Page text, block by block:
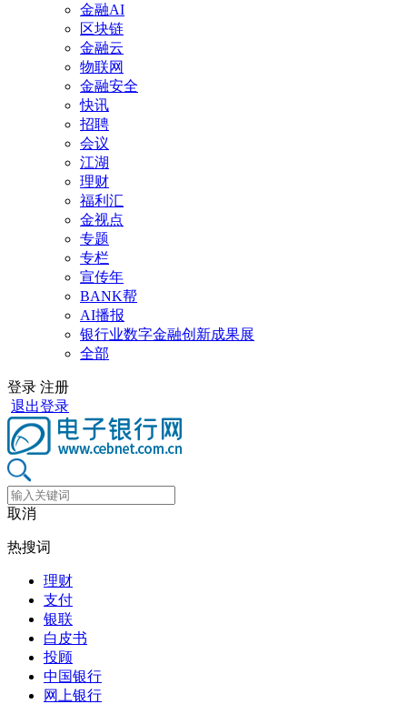
金融AI
区块链
金融云
物联网
金融安全
快讯
招聘
会议
江湖
理财
福利汇
金视点
专题
专栏
宣传年
BANK帮
AI播报
银行业数字金融创新成果展
全部
登录 注册
退出登录
取消
热搜词
理财
支付
银联
白皮书
投顾
中国银行
网上银行